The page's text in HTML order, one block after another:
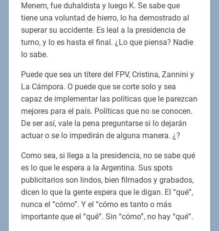
Menem, fue duhaldista y luego K. Se sabe que
tiene una voluntad de hierro, lo ha demostrado al
superar su accidente. Es leal a la presidencia de
turno, y lo es hasta el final. ¿Lo que piensa? Nadie
lo sabe.
Puede que sea un títere del FPV, Cristina, Zannini y
La Cámpora. O puede que se corte solo y sea
capaz de implementar las políticas que le parezcan
mejores para el país. Políticas que no se conocen.
De ser así, vale la pena preguntarse si lo dejarán
actuar o se lo impedirán de alguna manera. ¿?
Como sea, si llega a la presidencia, no se sabe qué
es lo que le espera a la Argentina. Sus spots
publicitarios son lindos, bien filmados y grabados,
dicen lo que la gente espera que le digan. El “qué”,
nunca el “cómo”. Y el “cómo es tanto o más
importante que el “qué”. Sin “cómo”, no hay “qué”.